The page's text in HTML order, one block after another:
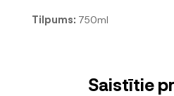
Tilpums: 750ml
Saistītie